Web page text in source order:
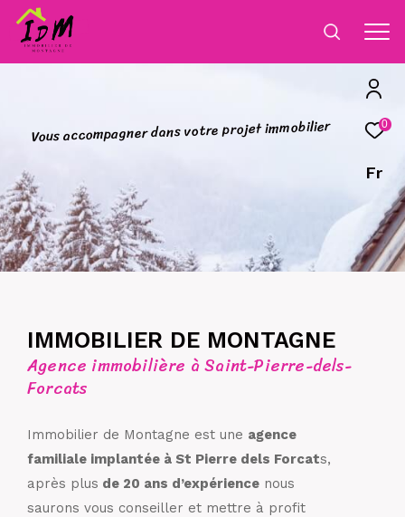
0
Fr
Vousaccompagnerdansvotreprojetimmobilier
IMMOBILIER DE MONTAGNE
Agence immobilière à Saint-Pierre-dels-
Forcats
Immobilier de Montagne est une agence
familiale implantée à St Pierre dels Forcats,
après plus de 20 ans d’expérience nous
saurons vous conseiller et mettre à profit